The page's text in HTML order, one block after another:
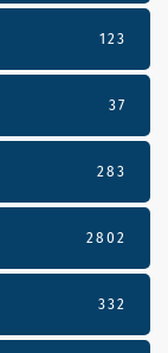
123
37
283
2802
332